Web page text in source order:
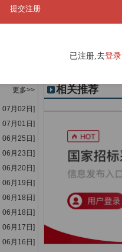
07月20日
更多>>
07月02日]
07月01日]
06月25日]
06月23日]
06月20日]
06月19日]
06月18日]
06月18日]
06月17日]
06月16日]
相关推荐
提交注册
已注册,去登录